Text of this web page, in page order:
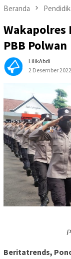
Beranda
Wakapolres
PBB Polwan
LilikAbdi
2 Desember 2022
Beritatrends,